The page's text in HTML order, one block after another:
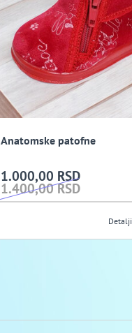
Anatomske patofne
1.000,00 RSD
1.400,00 RSD
Detalji